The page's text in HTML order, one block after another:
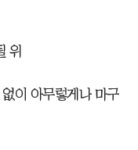
위
이 아무렇게나 마구